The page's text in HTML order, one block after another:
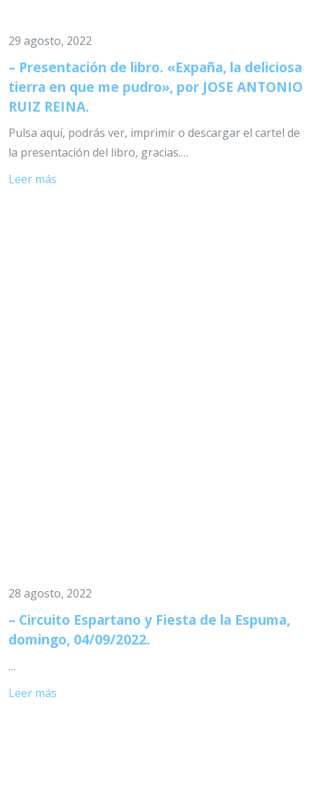
29 agosto, 2022
– Presentación de libro. «Expaña, la deliciosa
tierra en que me pudro», por JOSE ANTONIO
RUIZ REINA.
Pulsa aquí, podrás ver, imprimir o descargar el cartel de
la presentación del libro, gracias.…
Leer más
28 agosto, 2022
– Circuito Espartano y Fiesta de la Espuma,
domingo, 04/09/2022.
…
Leer más